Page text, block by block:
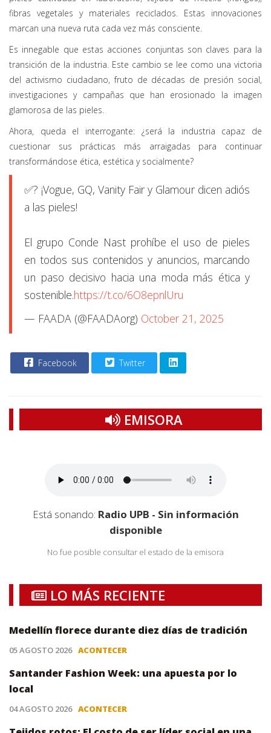
fibras vegetales y materiales reciclados. Estas innovaciones
marcan una nueva ruta cada vez más consciente.
Es innegable que estas acciones conjuntas son claves para la
transición de la industria. Este cambio se lee como una victoria
del activismo ciudadano, fruto de décadas de presión social,
investigaciones y campañas que han erosionado la imagen
glamorosa de las pieles.
Ahora, queda el interrogante: ¿será la industria capaz de
cuestionar sus prácticas más arraigadas para continuar
transformándose ética, estética y socialmente?
✅? ¡Vogue, GQ, Vanity Fair y Glamour dicen adiós
a las pieles!
El grupo Conde Nast prohíbe el uso de pieles
en todos sus contenidos y anuncios, marcando
un paso decisivo hacia una moda más ética y
sostenible.https://t.co/6O8epnlUru
— FAADA (@FAADAorg) October 21, 2025
Facebook Twitter
EMISORA
Está sonando: Radio UPB - Sin información
disponible
No fue posible consultar el estado de la emisora
LO MÁS RECIENTE
Medellín florece durante diez días de tradición
05 AGOSTO 2026 ACONTECER
Santander Fashion Week: una apuesta por lo
local
04 AGOSTO 2026 ACONTECER